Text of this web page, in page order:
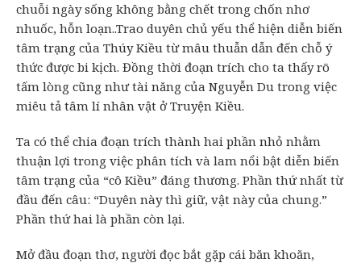
chuỗi ngày sống không bằng chết trong chốn nhơ
nhuốc, hỗn loạn..Trao duyên chủ yếu thể hiện diễn biến
tâm trạng của Thúy Kiều từ mâu thuẫn dẫn đến chỗ ý
thức được bi kịch. Đồng thời đoạn trích cho ta thấy rõ
tấm lòng cũng như tài năng của Nguyễn Du trong việc
miêu tả tâm lí nhân vật ở Truyện Kiều.
Ta có thể chia đoạn trích thành hai phần nhỏ nhằm
thuận lợi trong việc phân tích và lam nổi bật diễn biến
tâm trạng của “cô Kiều” đáng thương. Phần thứ nhất từ
đầu đến câu: “Duyên này thì giữ, vật này của chung.”
Phần thứ hai là phần còn lại.
Mở đầu đoạn thơ, người đọc bắt gặp cái băn khoăn,